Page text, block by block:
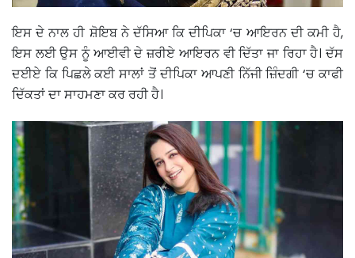
ਇਸ ਦੇ ਨਾਲ ਹੀ ਸ਼ੋਇਬ ਨੇ ਦੱਸਿਆ ਕਿ ਦੀਪਿਕਾ ‘ਚ ਆਇਰਨ ਦੀ ਕਮੀ ਹੈ,
ਇਸ ਲਈ ਉਸ ਨੂੰ ਆਈਵੀ ਦੇ ਜ਼ਰੀਏ ਆਇਰਨ ਵੀ ਦਿੱਤਾ ਜਾ ਰਿਹਾ ਹੈ। ਦੱਸ
ਦਈਏ ਕਿ ਪਿਛਲੇ ਕਈ ਸਾਲਾਂ ਤੋਂ ਦੀਪਿਕਾ ਆਪਣੀ ਨਿੱਜੀ ਜ਼ਿੰਦਗੀ ‘ਚ ਕਾਫੀ
ਦਿੱਕਤਾਂ ਦਾ ਸਾਹਮਣਾ ਕਰ ਰਹੀ ਹੈ।